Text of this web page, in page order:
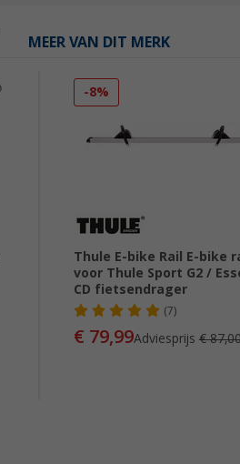
MEER VAN DIT MERK
-8%
Thule E-bike Rail E-bike
voor Thule Sport G2 /
CD fietsendrager
(7)
€ 79,99Adviesprijs €